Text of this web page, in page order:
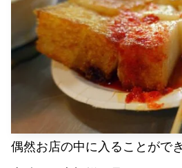
偶然お店の中に入ることがで